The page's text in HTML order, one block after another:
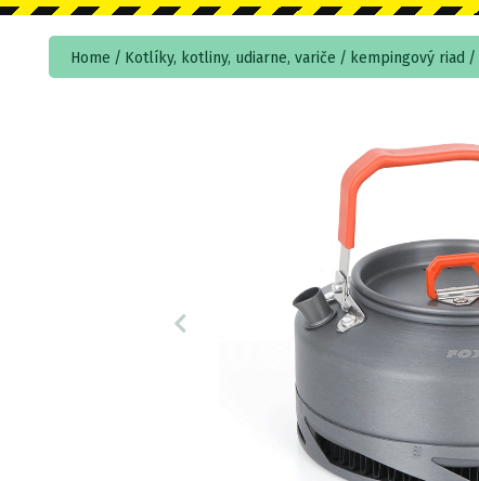
Home Kotlíky, kotliny, udiarne, variče kempingový riad